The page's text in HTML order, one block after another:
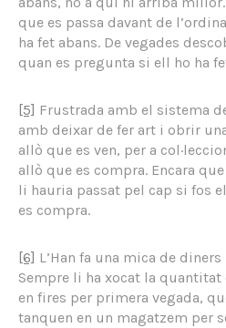
que es passa davant de
ha fet abans. De vegades
quan es pregunta si ell ho ha
[5] Frustrada amb el sistema
amb deixar de fer art i obrir
allò que es ven, per a
allò que es compra. Encara
li hauria passat pel cap si fos
es compra.
[6] L’Han fa una mica de
Sempre li ha xocat la quantitat
en fires per primera vegada,
tanquen en un magatzem per